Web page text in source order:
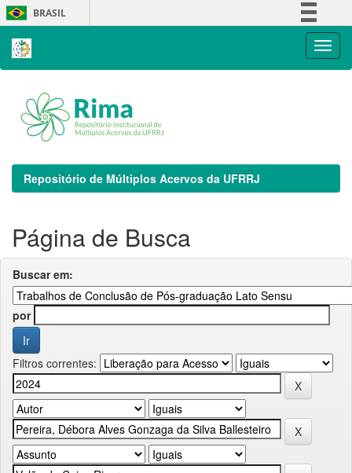
Skip
navigation
BRASIL
Repositório de Múltiplos Acervos da UFRRJ
Página de Busca
Buscar em:
por
Filtros correntes: